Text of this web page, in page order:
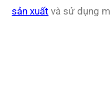
sản xuất và sử dụng